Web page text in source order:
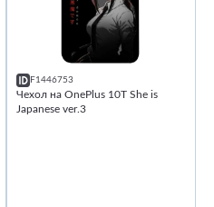
F1446753
Чехол на OnePlus 10T She is
Japanese ver.3